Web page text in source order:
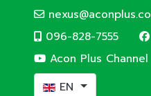
096-828-7555
Acon Plus Channel
Select your language
EN